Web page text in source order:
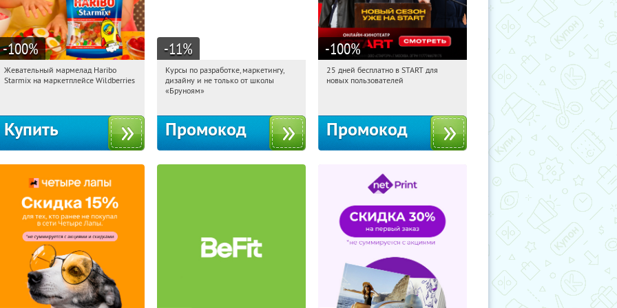
-100%
11:27:41 Получили:
Жевательный мармелад Haribo
Starmix на маркетплейсе Wildberries
Купить
-11%
11:27:41
Получи первым!
Россия
Курсы по разработке, маркетингу,
дизайну и не только от школы
«Бруноям»
Промокод
-100%
11:27:41
Получи первым!
25 дней бесплатно в START для
новых пользователей
Промокод